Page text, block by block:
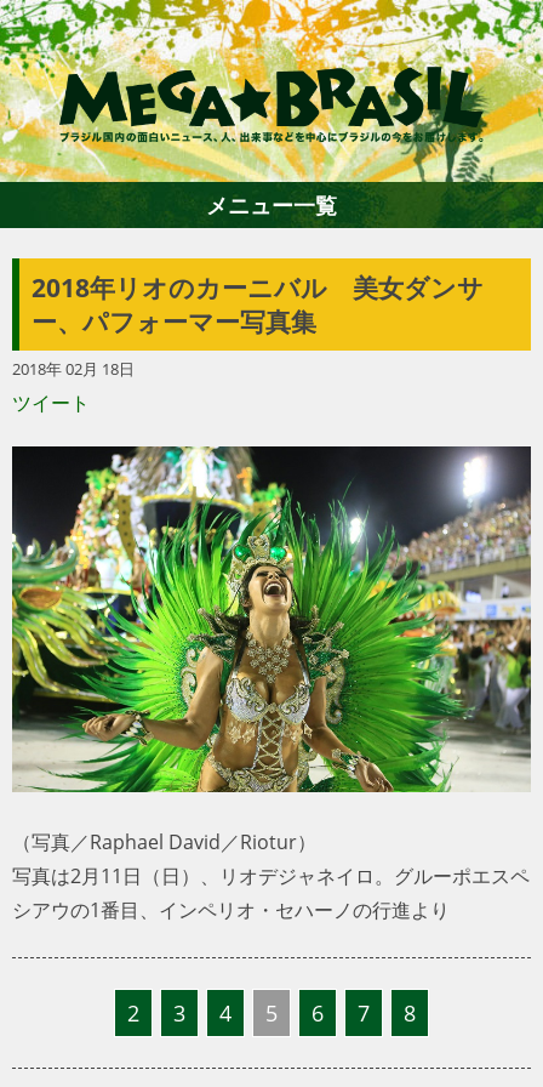
ホーム
エンターテイメント
グルメ
トラベル
サッカー
PEOPLE
ビジネス
コラム
メニュー一覧
2018年リオのカーニバル 美女ダンサ
ー、パフォーマー写真集
2018年 02月 18日
ツイート
（写真／Raphael David／Riotur）
写真は2月11日（日）、リオデジャネイロ。グルーポエスペ
シアウの1番目、インペリオ・セハーノの行進より
2 3 4 5 6 7 8